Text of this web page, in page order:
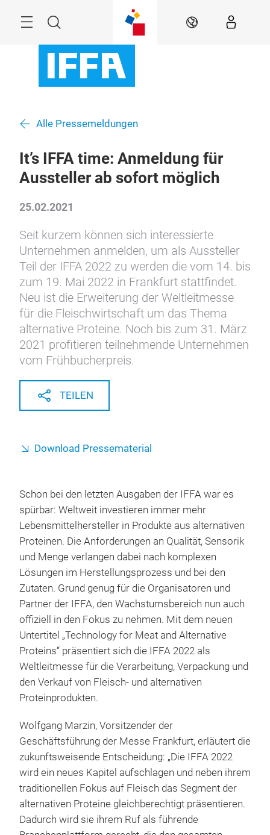
Suche DE
Alle Pressemeldungen
It’s IFFA time: Anmeldung für
Aussteller ab sofort möglich
25.02.2021
Seit kurzem können sich interessierte
Unternehmen anmelden, um als Aussteller
Teil der IFFA 2022 zu werden die vom 14. bis
zum 19. Mai 2022 in Frankfurt stattfindet.
Neu ist die Erweiterung der Weltleitmesse
für die Fleischwirtschaft um das Thema
alternative Proteine. Noch bis zum 31. März
2021 profitieren teilnehmende Unternehmen
vom Frühbucherpreis.
TEILEN
Download Pressematerial
Schon bei den letzten Ausgaben der IFFA war es
spürbar: Weltweit investieren immer mehr
Lebensmittelhersteller in Produkte aus alternativen
Proteinen. Die Anforderungen an Qualität, Sensorik
und Menge verlangen dabei nach komplexen
Lösungen im Herstellungsprozess und bei den
Zutaten. Grund genug für die Organisatoren und
Partner der IFFA, den Wachstumsbereich nun auch
offiziell in den Fokus zu nehmen. Mit dem neuen
Untertitel „Technology for Meat and Alternative
Proteins“ präsentiert sich die IFFA 2022 als
Weltleitmesse für die Verarbeitung, Verpackung und
den Verkauf von Fleisch- und alternativen
Proteinprodukten.
Wolfgang Marzin, Vorsitzender der
Geschäftsführung der Messe Frankfurt, erläutert die
zukunftsweisende Entscheidung: „Die IFFA 2022
wird ein neues Kapitel aufschlagen und neben ihrem
traditionellen Fokus auf Fleisch das Segment der
alternativen Proteine gleichberechtigt präsentieren.
Dadurch wird sie ihrem Ruf als führende